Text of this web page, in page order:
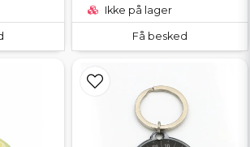
Ikke på lager
Få besked